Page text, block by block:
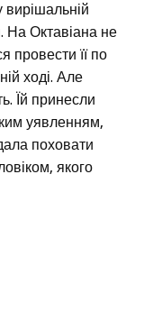
вирішальній
На Октавіана не
провести її по
ході. Але
Їй принесли
уявленням,
поховати
якого